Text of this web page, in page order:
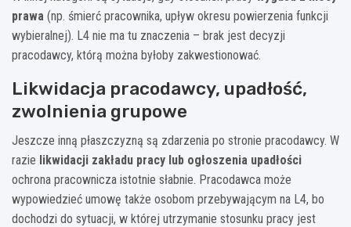
prawa (np. śmierć pracownika, upływ okresu powierzenia funkcji
wybieralnej). L4 nie ma tu znaczenia – brak jest decyzji
pracodawcy, którą można byłoby zakwestionować.
Likwidacja pracodawcy, upadłość,
zwolnienia grupowe
Jeszcze inną płaszczyzną są zdarzenia po stronie pracodawcy. W
razie likwidacji zakładu pracy lub ogłoszenia upadłości
ochrona pracownicza istotnie słabnie. Pracodawca może
wypowiedzieć umowę także osobom przebywającym na L4, bo
dochodzi do sytuacji, w której utrzymanie stosunku pracy jest